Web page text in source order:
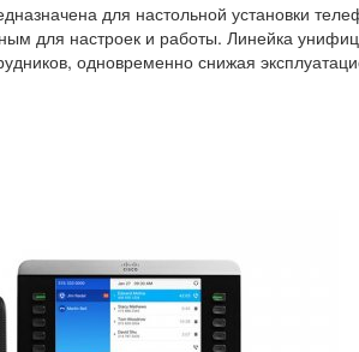
для настольной установки
для настроек и работы. Линейка
одновременно снижая